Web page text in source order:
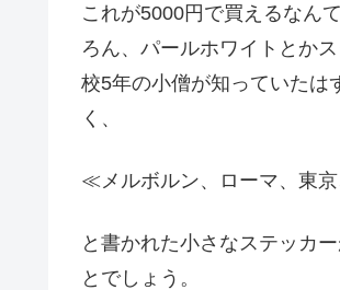
これが5000円で買えるなん
ろん、パールホワイトとか
校5年の小僧が知っていたは
く、
≪メルボルン、ローマ、東
と書かれた小さなステッカ
とでしょう。